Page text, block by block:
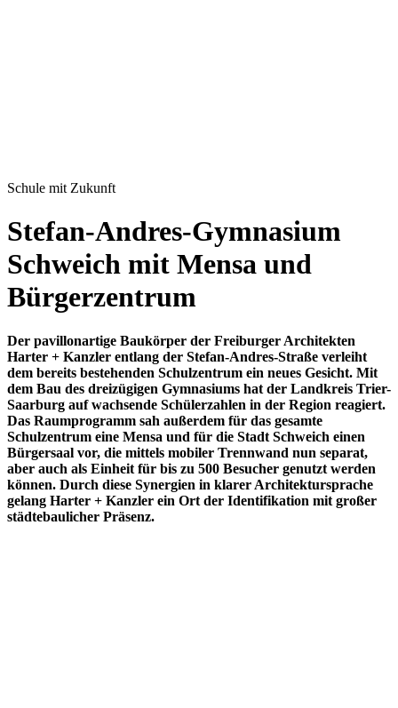
Schule mit Zukunft
Stefan-Andres-Gymnasium
Schweich mit Mensa und
Bürgerzentrum
Der pavillonartige Baukörper der Freiburger Architekten
Harter + Kanzler entlang der Stefan-Andres-Straße verleiht
dem bereits bestehenden Schulzentrum ein neues Gesicht. Mit
dem Bau des dreizügigen Gymnasiums hat der Landkreis Trier-
Saarburg auf wachsende Schülerzahlen in der Region reagiert.
Das Raumprogramm sah außerdem für das gesamte
Schulzentrum eine Mensa und für die Stadt Schweich einen
Bürgersaal vor, die mittels mobiler Trennwand nun separat,
aber auch als Einheit für bis zu 500 Besucher genutzt werden
können. Durch diese Synergien in klarer Architektursprache
gelang Harter + Kanzler ein Ort der Identifikation mit großer
städtebaulicher Präsenz.